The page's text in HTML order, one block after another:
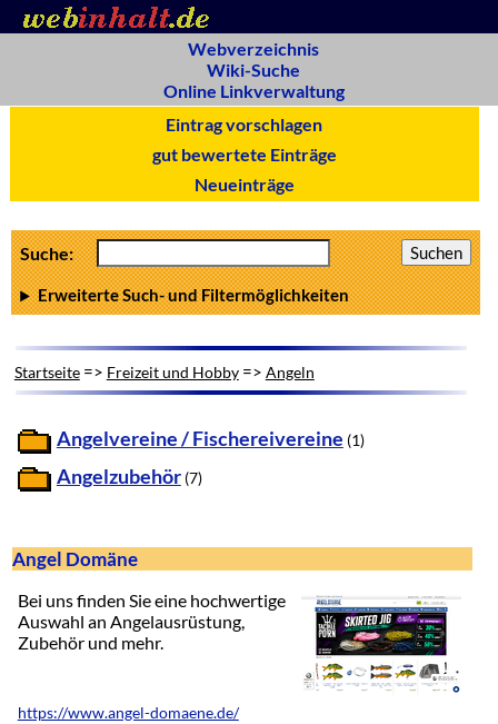
Webverzeichnis
Wiki-Suche
Online Linkverwaltung
Eintrag vorschlagen
gut bewertete Einträge
Neueinträge
Suche:
Erweiterte Such- und Filtermöglichkeiten
Startseite=> Freizeit und Hobby=> Angeln
Angelvereine / Fischereivereine (1)
Angelzubehör (7)
Angel Domäne
Bei uns finden Sie eine hochwertige
Auswahl an Angelausrüstung,
Zubehör und mehr.
https://www.angel-domaene.de/